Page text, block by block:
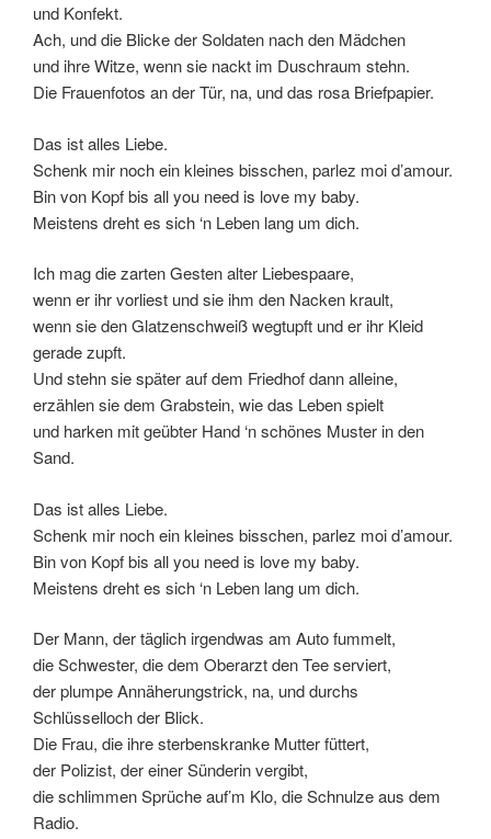
und Konfekt.
Ach, und die Blicke der Soldaten nach den Mädchen
und ihre Witze, wenn sie nackt im Duschraum stehn.
Die Frauenfotos an der Tür, na, und das rosa Briefpapier.
Das ist alles Liebe.
Schenk mir noch ein kleines bisschen, parlez moi d’amour.
Bin von Kopf bis all you need is love my baby.
Meistens dreht es sich ‘n Leben lang um dich.
Ich mag die zarten Gesten alter Liebespaare,
wenn er ihr vorliest und sie ihm den Nacken krault,
wenn sie den Glatzenschweiß wegtupft und er ihr Kleid
gerade zupft.
Und stehn sie später auf dem Friedhof dann alleine,
erzählen sie dem Grabstein, wie das Leben spielt
und harken mit geübter Hand ‘n schönes Muster in den
Sand.
Das ist alles Liebe.
Schenk mir noch ein kleines bisschen, parlez moi d’amour.
Bin von Kopf bis all you need is love my baby.
Meistens dreht es sich ‘n Leben lang um dich.
Der Mann, der täglich irgendwas am Auto fummelt,
die Schwester, die dem Oberarzt den Tee serviert,
der plumpe Annäherungstrick, na, und durchs
Schlüsselloch der Blick.
Die Frau, die ihre sterbenskranke Mutter füttert,
der Polizist, der einer Sünderin vergibt,
die schlimmen Sprüche auf’m Klo, die Schnulze aus dem
Radio.